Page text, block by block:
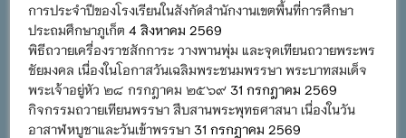
การประจำปีของโรงเรียนในสังกัดสำนักงานเขตพื้นที่การศึกษา
ประถมศึกษาภูเก็ต 4 สิงหาคม 2569
พิธีถวายเครื่องราชสักการะ วางพานพุ่ม และจุดเทียนถวายพระพร
ชัยมงคล เนื่องในโอกาสวันเฉลิมพระชนมพรรษา พระบาทสมเด็จ
พระเจ้าอยู่หัว ๒๘ กรกฎาคม ๒๕๖๙ 31 กรกฎาคม 2569
กิจกรรมถวายเทียนพรรษา สืบสานพระพุทธศาสนา เนื่องในวัน
อาสาฬหบูชาและวันเข้าพรรษา 31 กรกฎาคม 2569